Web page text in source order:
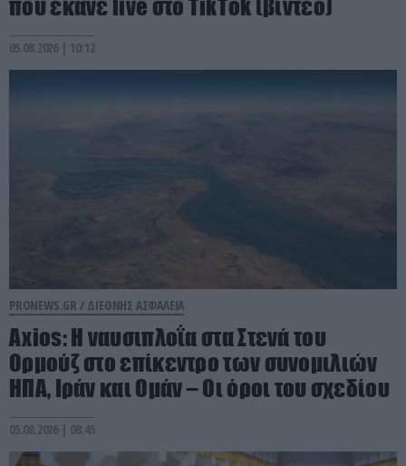
που έκανε live στο TikTok (βίντεο)
05.08.2026 | 10:12
PRONEWS.GR / ΔΙΕΘΝΗΣ ΑΣΦΑΛΕΙΑ
Axios: Η ναυσιπλοΐα στα Στενά του
Ορμούζ στο επίκεντρο των συνομιλιών
ΗΠΑ, Ιράν και Ομάν – Οι όροι του σχεδίου
05.08.2026 | 08:45